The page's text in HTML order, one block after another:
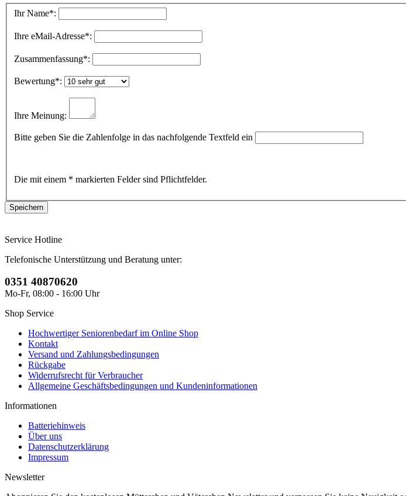
Ihr Name*:
Ihre eMail-Adresse*:
Zusammenfassung*:
Bewertung*:
Ihre Meinung:
Bitte geben Sie die Zahlenfolge in das nachfolgende Textfeld ein
Die mit einem * markierten Felder sind Pflichtfelder.
Service Hotline
Telefonische Unterstützung und Beratung unter:
0351 40870620
Mo-Fr, 08:00 - 16:00 Uhr
Shop Service
Hochwertiger Seniorenbedarf im Online Shop
Kontakt
Versand und Zahlungsbedingungen
Rückgabe
Widerrufsrecht für Verbraucher
Allgemeine Geschäftsbedingungen und Kundeninformationen
Informationen
Batteriehinweis
Über uns
Datenschutzerklärung
Impressum
Newsletter